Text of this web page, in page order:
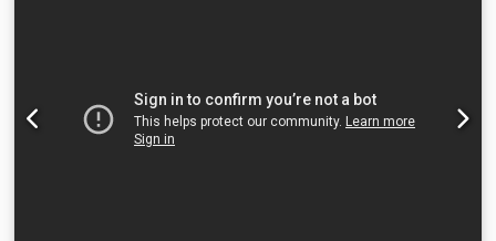
будь-який час для всього з промислового сектора Yorick
Diebels Crsdpfow N Nq Aox Aclef